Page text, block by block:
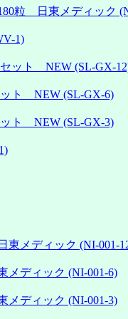
粒 日東メディック
1)
ット NEW (SL-GX-
ト NEW (SL-GX-6)
ト NEW (SL-GX-3)
メディック (NI-001-
ディック (NI-001-6)
ディック (NI-001-3)